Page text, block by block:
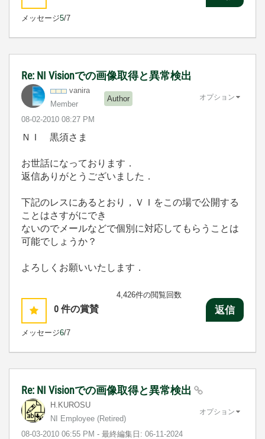
メッセージ5/7
Re: NI Visionでの画像取得と異常検出
vanira
Member
Author
‎08-02-2010 08:27 PM
オプション
ＮＩ 黒須さま
お世話になっております．
返信ありがとうございました．
下記のレスにあるとおり，ＶＩをこの場で公開する
ことはさすがにでき
ないのでメールなどで個別に対応してもらうことは
可能でしょうか？
よろしくお願いいたします．
0 件の賞賛
メッセージ6/7
4,426件の閲覧回数
返信
Re: NI Visionでの画像取得と異常検出
H.KUROSU
NI Employee (retired)
‎08-03-2010 06:55 PM - 最終編集日: ‎06-11-2024
オプション